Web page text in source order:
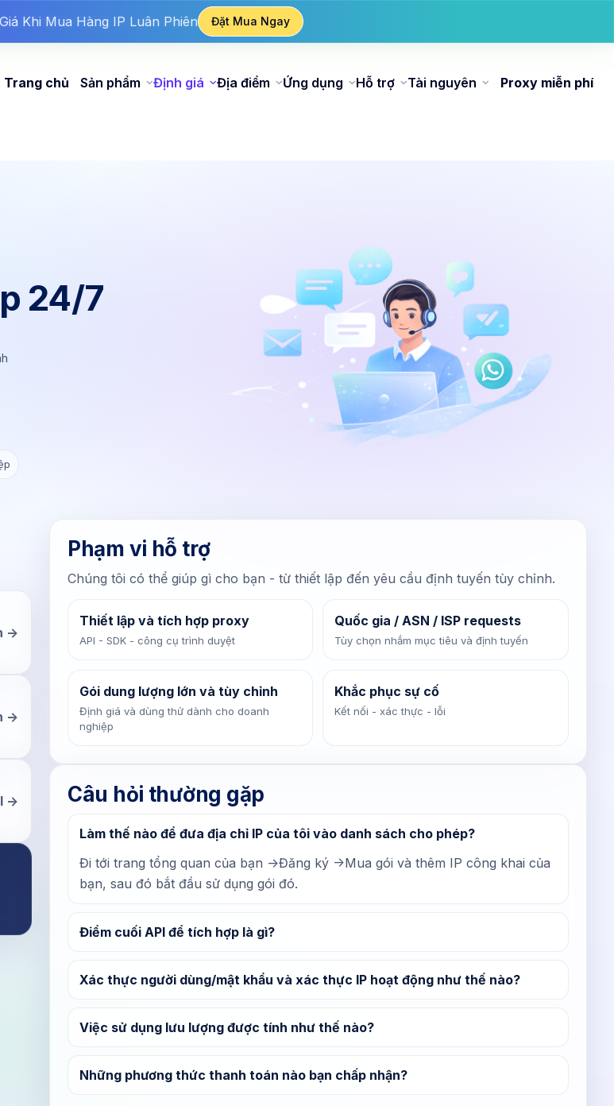
Giá Thưởng Khi Nạp Tiền
Giá Khi Mua Hàng IP Tĩnh
Khi Mua Hàng IP Luân Phiên
Đặt Mua Ngay
Trang chủ Sản phẩm Định giá Địa điểm Ứng dụng Hỗ trợ Tài nguyên Proxy miễn phí
24/7
->
->
->
Phạm vi hỗ trợ
Chúng tôi có thể giúp gì cho bạn - từ thiết lập đến yêu cầu định tuyến tùy chỉnh.
Thiết lập và tích hợp proxy
API - SDK - công cụ trình duyệt
Quốc gia / ASN / ISP requests
Tùy chọn nhắm mục tiêu và định tuyến
Gói dung lượng lớn và tùy chỉnh
Định giá và dùng thử dành cho doanh
nghiệp
Khắc phục sự cố
Kết nối - xác thực - lỗi
Câu hỏi thường gặp
Làm thế nào để đưa địa chỉ IP của tôi vào danh sách cho phép?
Đi tới trang tổng quan của bạn ->Đăng ký ->Mua gói và thêm IP công khai của
bạn, sau đó bắt đầu sử dụng gói đó.
Điểm cuối API để tích hợp là gì?
Xác thực người dùng/mật khẩu và xác thực IP hoạt động như thế nào?
Việc sử dụng lưu lượng được tính như thế nào?
Những phương thức thanh toán nào bạn chấp nhận?